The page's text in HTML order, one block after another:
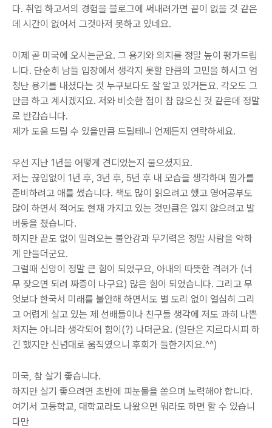
다. 취업 하고서의 경험을 블로그에 써내려가면 끝이 없을 것 같은
데 시간이 없어서 그것마저 못하고 있네요.
이제 곧 미국에 오시는군요. 그 용기와 의지를 정말 높이 평가드립
니다. 단순히 남들 입장에서 생각지 못할 만큼의 고민을 하시고 엄
청난 용기를 내셨다는 것 누구보다도 잘 알고 있거든요. 각오도 그
만큼 하고 계시겠지요. 저와 비슷한 점이 참 많으신 것 같은데 정말
로 반갑습니다.
제가 도움 드릴 수 있을만큼 드릴테니 언제든지 연락하세요.
우선 지난 1년을 어떻게 견디었는지 물으셨지요.
저는 끊임없이 1년 후, 3년 후, 5년 후 내 모습을 생각하며 뭔가를
준비하려고 애를 썼습니다. 책도 많이 읽으려고 했고 영어공부도
많이 하면서 적어도 현재 가지고 있는 것만큼은 잃지 않으려고 발
버둥을 쳤습니다.
하지만 끝도 없이 밀려오는 불안감과 무기력은 정말 사람을 약하
게 만들더군요.
그럴때 신앙이 정말 큰 힘이 되었구요, 아내의 따뜻한 격려가 (너
무 잦으면 되려 짜증이 나구요) 많은 힘이 되었습니다. 그리고 무
엇보다 한국서 미래를 불안해 하면서도 별 도리 없이 열심히 그리
고 어렵게 살고 있는 제 선배들이나 친구들 생각에 저도 과히 나쁜
처지는 아니라 생각되어 힘이(?) 나더군요. (일단은 지르다시피 하
긴 했지만 신념대로 움직였으니 후회가 들한거지요.^^)
미국, 참 살기 좋습니다.
하지만 살기 좋으려면 초반에 피눈물을 쏟으며 노력해야 합니다.
여기서 고등학교, 대학교라도 나왔으면 뭐라도 하면 할 수 있습니
다만